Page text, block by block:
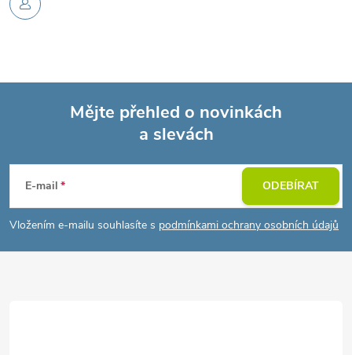
p
a
Mějte přehled o novinkách
a slevách
E-mail
Vložením e-mailu souhlasíte s podmínkami ochrany osobních údajů
ODEBÍRAT